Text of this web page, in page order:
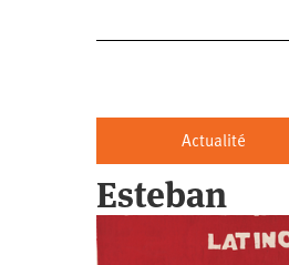
Actualité
Actualité
Esteban